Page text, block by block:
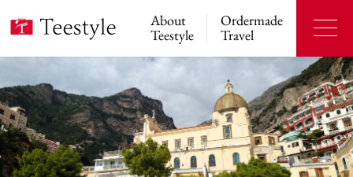
About
Teestyle
Ordermade
Travel